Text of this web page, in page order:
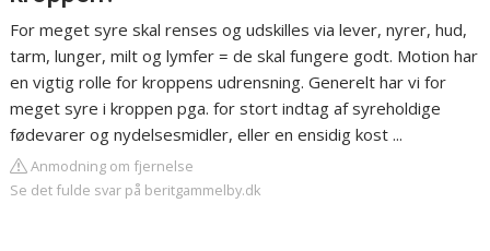
For meget syre skal renses og udskilles via lever, nyrer, hud,
tarm, lunger, milt og lymfer = de skal fungere godt. Motion har
en vigtig rolle for kroppens udrensning. Generelt har vi for
meget syre i kroppen pga. for stort indtag af syreholdige
fødevarer og nydelsesmidler, eller en ensidig kost ...
Anmodning om fjernelse
Se det fulde svar på beritgammelby.dk